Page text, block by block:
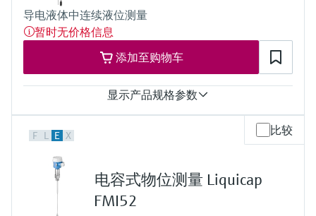
导电液体中连续液位测量
暂时无价格信息
添加至购物车
显示产品规格参数
< 1%
-40...100 °C
(-40...212 °F)
过程压力（绝压）/最大过压限定值
F L E X 比较
电容式物位测量 Liquicap
FMI52